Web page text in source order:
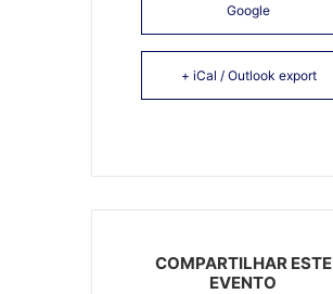
Google
+ iCal / Outlook export
COMPARTILHAR ESTE
EVENTO